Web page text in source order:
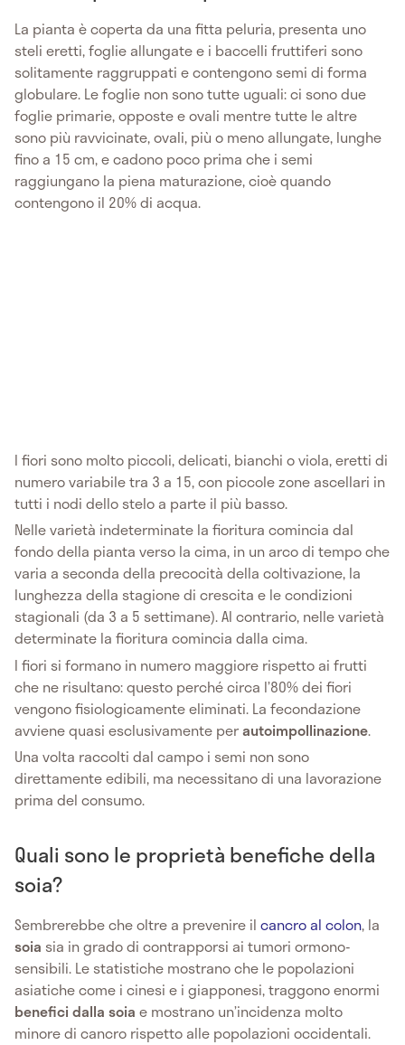
La pianta è coperta da una fitta peluria, presenta uno
steli eretti, foglie allungate e i baccelli fruttiferi sono
solitamente raggruppati e contengono semi di forma
globulare. Le foglie non sono tutte uguali: ci sono due
foglie primarie, opposte e ovali mentre tutte le altre
sono più ravvicinate, ovali, più o meno allungate, lunghe
fino a 15 cm, e cadono poco prima che i semi
raggiungano la piena maturazione, cioè quando
contengono il 20% di acqua.
I fiori sono molto piccoli, delicati, bianchi o viola, eretti di
numero variabile tra 3 a 15, con piccole zone ascellari in
tutti i nodi dello stelo a parte il più basso.
Nelle varietà indeterminate la fioritura comincia dal
fondo della pianta verso la cima, in un arco di tempo che
varia a seconda della precocità della coltivazione, la
lunghezza della stagione di crescita e le condizioni
stagionali (da 3 a 5 settimane). Al contrario, nelle varietà
determinate la fioritura comincia dalla cima.
I fiori si formano in numero maggiore rispetto ai frutti
che ne risultano: questo perché circa l’80% dei fiori
vengono fisiologicamente eliminati. La fecondazione
avviene quasi esclusivamente perautoimpollinazione.
Una volta raccolti dal campo i semi non sono
direttamente edibili, ma necessitano di una lavorazione
prima del consumo.
Quali sono le proprietà benefiche della
soia?
Sembrerebbe che oltre a prevenire il cancro al colon, la
soia sia in grado di contrapporsi ai tumori ormono-
sensibili. Le statistiche mostrano che le popolazioni
asiatiche come i cinesi e i giapponesi, traggono enormi
benefici dalla soia e mostrano un’incidenza molto
minore di cancro rispetto alle popolazioni occidentali.